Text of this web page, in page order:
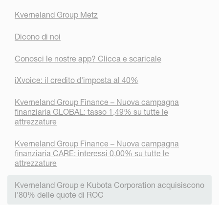
Kverneland Group Metz
Dicono di noi
Conosci le nostre app? Clicca e scaricale
iXvoice: il credito d'imposta al 40%
Kverneland Group Finance – Nuova campagna
finanziaria GLOBAL: tasso 1,49% su tutte le
attrezzature
Kverneland Group Finance – Nuova campagna
finanziaria CARE: interessi 0,00% su tutte le
attrezzature
Kverneland Group e Kubota Corporation acquisiscono
l’80% delle quote di ROC